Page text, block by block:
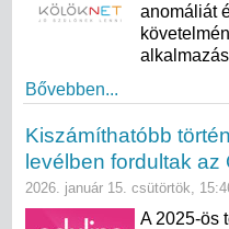
anomáliát
Bővebben...
Kiszámíthatóbb
levélben fordultak
2026. január 15. csütörtök,
A 2025-ös